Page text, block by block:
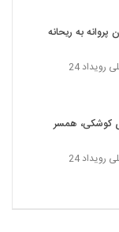
پروانه به ریحانه
رویداد 24
کوشکی، همسر
رویداد 24